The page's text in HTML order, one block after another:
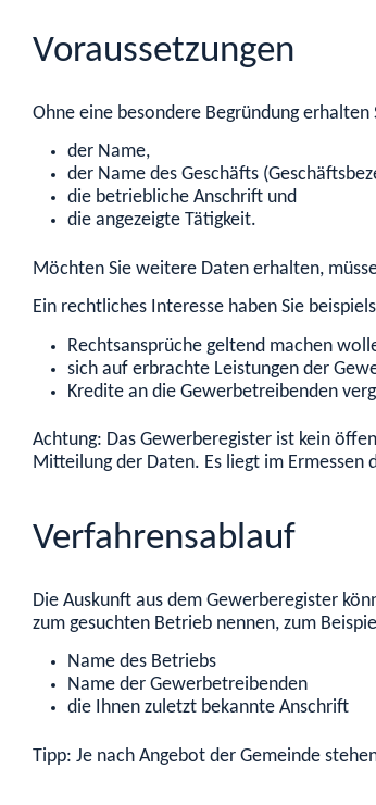
Voraussetzungen
Ohne eine besondere Begründung
der Name,
der Name des Geschäfts
die betriebliche Anschrift und
die angezeigte Tätigkeit.
Möchten Sie weitere Daten erhalten,
Ein rechtliches Interesse haben Sie
Rechtsansprüche geltend machen
sich auf erbrachte Leistungen der
Kredite an die Gewerbetreibenden
Achtung: Das Gewerberegister ist kein
Mitteilung der Daten. Es liegt im
Verfahrensablauf
Die Auskunft aus dem Gewerberegister
zum gesuchten Betrieb nennen, zum
Name des Betriebs
Name der Gewerbetreibenden
die Ihnen zuletzt bekannte Anschrift
Tipp: Je nach Angebot der Gemeinde